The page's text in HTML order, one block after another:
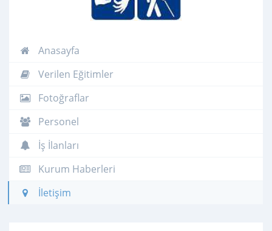
Anasayfa
Verilen Eğitimler
Fotoğraflar
Personel
İş İlanları
Kurum Haberleri
İletişim